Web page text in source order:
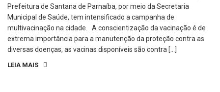
Prefeitura de Santana de Parnaíba, por meio da Secretaria
Municipal de Saúde, tem intensificado a campanha de
multivacinação na cidade. A conscientização da vacinação é de
extrema importância para a manutenção da proteção contra as
diversas doenças, as vacinas disponíveis são contra […]
LEIA MAIS